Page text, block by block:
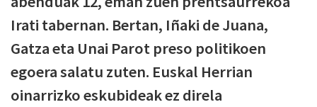
Irati tabernan. Bertan, Iñaki de Juana,
Gatza eta Unai Parot preso politikoen
egoera salatu zuten. Euskal Herrian
oinarrizko eskubideak ez direla